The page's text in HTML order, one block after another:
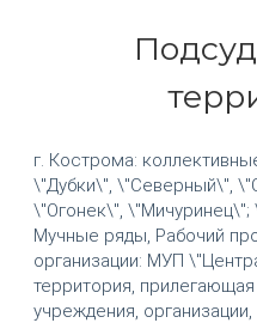
г. Кострома:
\"Дубки\", \"Северный\",
\"Огонек\", \"Мичуринец\";
Мучные ряды, Рабочий
организации: МУП
территория,
учреждения,